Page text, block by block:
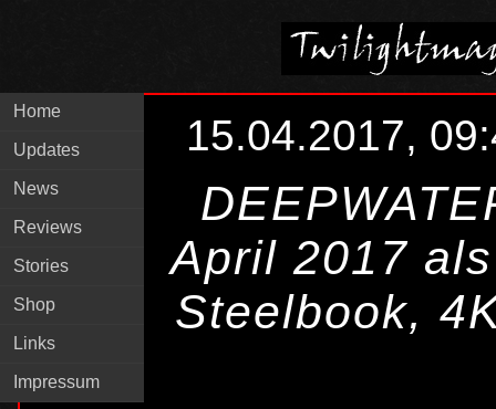
Home
Updates
News
Reviews
Stories
Shop
Links
Impressum
15.04.2017,
April 2017
Steelbook,